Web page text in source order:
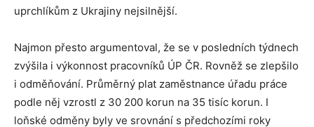
uprchlíkům z Ukrajiny nejsilnější.
Najmon přesto argumentoval, že se v posledních týdnech
zvýšila i výkonnost pracovníků ÚP ČR. Rovněž se zlepšilo
i odměňování. Průměrný plat zaměstnance úřadu práce
podle něj vzrostl z 30 200 korun na 35 tisíc korun. I
loňské odměny byly ve srovnání s předchozími roky